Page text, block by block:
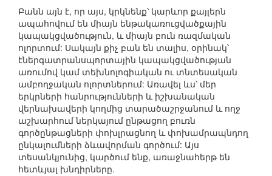
Բանն այն է, որ այս, կրկնենք՝ կարևոր քայլերն
ապահովում են միայն ենթակառուցվածքային
կապակցվածություն, և միայն բուն ռազմական
ոլորտում: Սակայն քիչ բան են տալիս, օրինակ՝
էներգատրանսպորտային կապակցվածության
առումով կամ տեխնոլոգիական ու տնտեսական
ամբողջական ոլորտներում: Առավել ևս՝ մեր
երկրների հանրությունների և իշխանական
վերնախավերի կողմից տարածաշրջանում և ողջ
աշխարհում ներկայում ընթացող բուռն
գործընթացների փոխլրացնող և փոխամրապնդող
ընկալումների ձևավորման գործում: Այս
տեսանկյունից, կարծում ենք, առաջնահերթ են
հետևյալ խնդիրները.